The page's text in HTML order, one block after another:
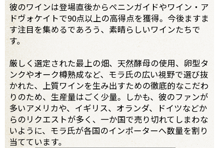
彼のワインは登場直後からぺニンガイドやワイン・ア
ドヴォケイトで90点以上の高得点を獲得。今後ますま
す注目を集めるであろう、素晴らしいワインたちで
す。
厳しく選定された最上の畑、天然酵母の使用、卵型タ
ンクやオーク樽熟成など、モラ氏の広い視野で選び抜
かれた、上質ワインを生み出すための徹底的なこだわ
りのため、生産量はごく少量。しかも、彼のファンが
多いアメリカや、イギリス、オランダ、ドイツなどか
らのリクエストが多く、一か国で売り切れてしまわな
いように、モラ氏が各国のインポーターへ数量を割り
当てています。